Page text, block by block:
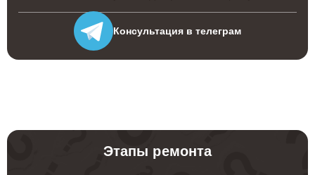
Консультация в телеграм
Этапы ремонта